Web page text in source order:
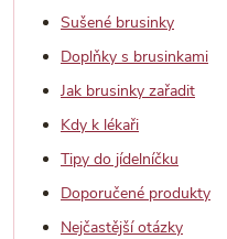
Sušené brusinky
Doplňky s brusinkami
Jak brusinky zařadit
Kdy k lékaři
Tipy do jídelníčku
Doporučené produkty
Nejčastější otázky